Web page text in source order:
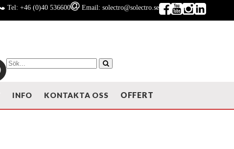
Tel: +46 (0)40 536600 Email: solectro@solectro.se
INFO KONTAKTA OSS OFFERT